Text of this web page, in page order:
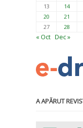
13
14
20
21
27
28
« Oct Dec »
A APĂRUT